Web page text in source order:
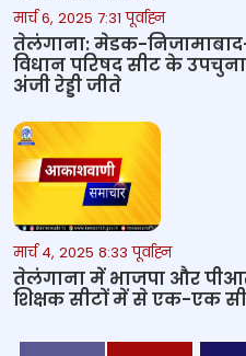
मार्च 6, 2025 7:31 पूर्वाह्न
तेलंगाना: मेडक-
विधान परिषद सीट के
अंजी रेड्डी जीते
मार्च 4, 2025 8:33 पूर्वाह्न
तेलंगाना में भाजपा और
शिक्षक सीटों में से एक-एक